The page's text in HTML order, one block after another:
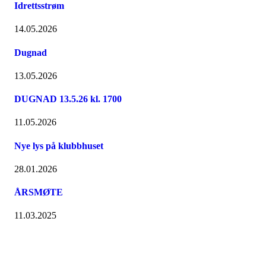
Idrettsstrøm
14.05.2026
Dugnad
13.05.2026
DUGNAD 13.5.26 kl. 1700
11.05.2026
Nye lys på klubbhuset
28.01.2026
ÅRSMØTE
11.03.2025